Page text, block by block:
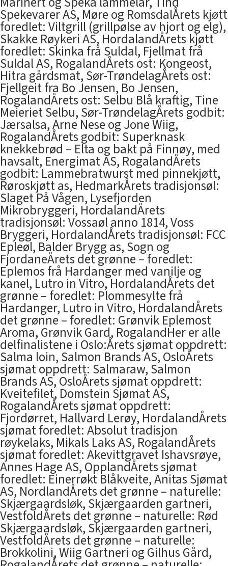
Spekevarer AS, Møre og RomsdalÅrets kjøtt
foredlet: Viltgrill (grillpølse av hjort og elg),
Skakke Røykeri AS, HordalandÅrets kjøtt
foredlet: Skinka frå Suldal, Fjellmat frå
Suldal AS, RogalandÅrets ost: Kongeost,
Hitra gårdsmat, Sør-TrøndelagÅrets ost:
Fjellgeit fra Bo Jensen, Bo Jensen,
RogalandÅrets ost: Selbu Blå kraftig, Tine
Meieriet Selbu, Sør-TrøndelagÅrets godbit:
Jærsalsa, Arne Nese og Jone Wiig,
RogalandÅrets godbit: Superknask
knekkebrød – Elta og bakt på Finnøy, med
havsalt, Energimat AS, RogalandÅrets
godbit: Lammebratwurst med pinnekjøtt,
Røroskjøtt as, HedmarkÅrets tradisjonsøl:
Slaget På Vågen, Lysefjorden
Mikrobryggeri, HordalandÅrets
tradisjonsøl: Vossaøl anno 1814, Voss
Bryggeri, HordalandÅrets tradisjonsøl: FCC
Epleøl, Balder Brygg as, Sogn og
FjordaneÅrets det grønne – foredlet:
Eplemos frå Hardanger med vanilje og
kanel, Lutro in Vitro, HordalandÅrets det
grønne – foredlet: Plommesylte frå
Hardanger, Lutro in Vitro, HordalandÅrets
det grønne – foredlet: Grønvik Eplemost
Aroma, Grønvik Gard, RogalandHer er alle
delfinalistene i Oslo:Årets sjømat oppdrett:
Salma loin, Salmon Brands AS, OsloÅrets
sjømat oppdrett: Salmaraw, Salmon
Brands AS, OsloÅrets sjømat oppdrett:
Kveitefilet, Domstein Sjømat AS,
RogalandÅrets sjømat oppdrett:
Fjordørret, Hallvard Lerøy, HordalandÅrets
sjømat foredlet: Absolut tradisjon
røykelaks, Mikals Laks AS, RogalandÅrets
sjømat foredlet: Akevittgravet Ishavsrøye,
Annes Hage AS, OpplandÅrets sjømat
foredlet: Einerrøkt Blåkveite, Anitas Sjømat
AS, NordlandÅrets det grønne – naturelle:
Skjærgaardsløk, Skjærgaarden gartneri,
VestfoldÅrets det grønne – naturelle: Rød
Skjærgaardsløk, Skjærgaarden gartneri,
VestfoldÅrets det grønne – naturelle:
Brokkolini, Wiig Gartneri og Gilhus Gård,